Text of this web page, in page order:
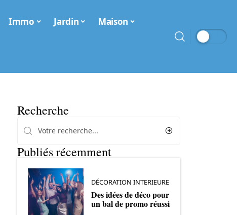
Immo Jardin Maison
Recherche
Publiés récemment
DÉCORATION INTERIEURE
Des idées de déco pour
un bal de promo réussi